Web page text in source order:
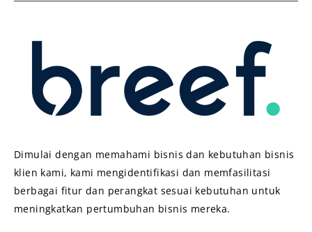
Dimulai dengan memahami bisnis dan kebutuhan bisnis
klien kami, kami mengidentifikasi dan memfasilitasi
berbagai fitur dan perangkat sesuai kebutuhan untuk
meningkatkan pertumbuhan bisnis mereka.